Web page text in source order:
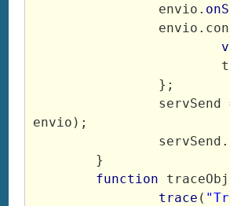
		envio.
envio);
function
trace (